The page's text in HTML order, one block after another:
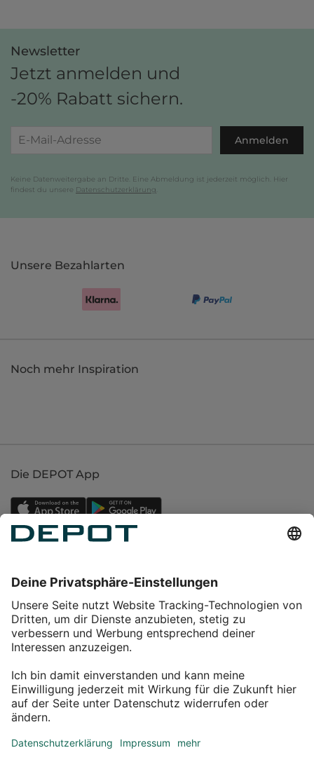
Newsletter
Jetzt anmelden und
-20% Rabatt sichern.
Anmelden
Keine Datenweitergabe an Dritte. Eine Abmeldung ist jederzeit möglich. Hier
findest du unsere Datenschutzerklärung
Unsere Bezahlarten
Noch mehr Inspiration
Die DEPOT App
Service
Über DEPOT
Kontakt